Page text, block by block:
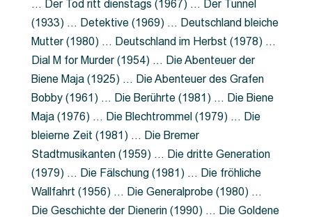
… Der Tod ritt dienstags (1967) … Der Tunnel
(1933) … Detektive (1969) … Deutschland bleiche
Mutter (1980) … Deutschland im Herbst (1978) …
Dial M for Murder (1954) … Die Abenteuer der
Biene Maja (1925) … Die Abenteuer des Grafen
Bobby (1961) … Die Berührte (1981) … Die Biene
Maja (1976) … Die Blechtrommel (1979) … Die
bleierne Zeit (1981) … Die Bremer
Stadtmusikanten (1959) … Die dritte Generation
(1979) … Die Fälschung (1981) … Die fröhliche
Wallfahrt (1956) … Die Generalprobe (1980) …
Die Geschichte der Dienerin (1990) … Die Goldene